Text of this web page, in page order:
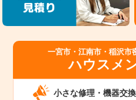
一宮市・江南市・稲沢市
ハウスメ
小さな修理・機器交